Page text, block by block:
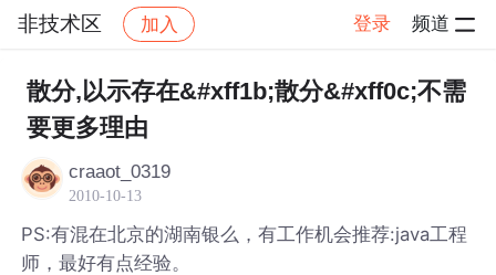
非技术区 加入 登录 频道
社区 非技术区 帖子详情
散分,以示存在&#xff1b;散分&#xff0c;不需
要更多理由
craaot_0319
2010-10-13
PS:有混在北京的湖南银么，有工作机会推荐:java工程
师，最好有点经验。